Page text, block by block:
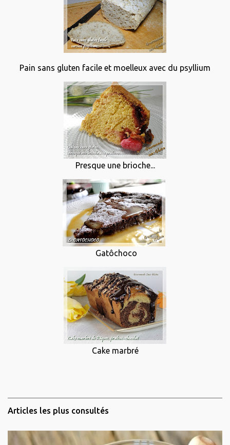
Pain sans gluten facile et moelleux avec du psyllium
Presque une brioche...
Gatôchoco
Cake marbré
Articles les plus consultés